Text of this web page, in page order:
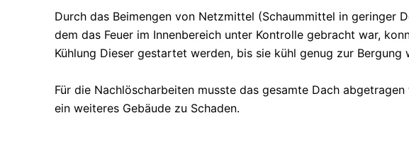
Durch das Beimengen von Netzmittel (Schaummittel in geringer
dem das Feuer im Innenbereich unter Kontrolle gebracht war,
Kühlung Dieser gestartet werden, bis sie kühl genug zur Bergung
Für die Nachlöscharbeiten musste das gesamte Dach
ein weiteres Gebäude zu Schaden.